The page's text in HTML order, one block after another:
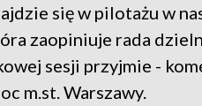
się w pilotażu w
zaopiniuje rada
sesji przyjmie -
m.st. Warszawy.